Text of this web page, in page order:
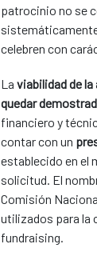
patrocinio no se
celebren con
La viabilidad de
quedar
financiero y
contar con un
establecido en el
solicitud. El
Comisión
utilizados para la
fundraising.